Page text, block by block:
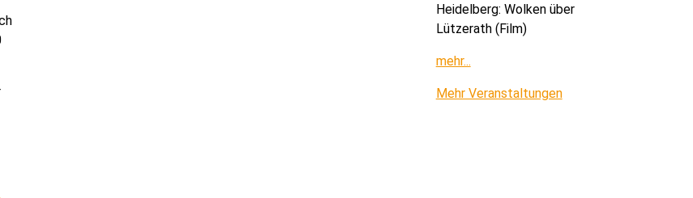
Heidelberg: Wolken über
Lützerath (Film)
mehr...
Mehr Veranstaltungen